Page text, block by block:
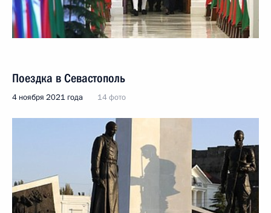
Поездка в Севастополь
4 ноября 2021 года 14 фото